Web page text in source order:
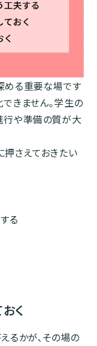
める重要な場です
きません。学生の
行や準備の質が大
さえておきたい
る
く
るかが、その場の